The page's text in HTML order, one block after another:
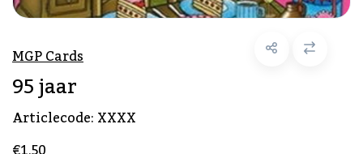
MGP Cards
95 jaar
Articlecode:XXXX